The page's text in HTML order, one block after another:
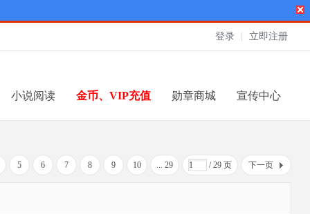
登录 立即注册
小说阅读 金币、VIP充值 勋章商城 宣传中心
5 6 7 8 9 10 ... 29 / 29 页 下一页